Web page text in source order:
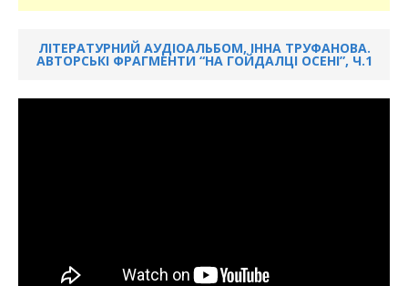
ЛІТЕРАТУРНИЙ АУДІОАЛЬБОМ, ІННА ТРУФАНОВА.
АВТОРСЬКІ ФРАГМЕНТИ “НА ГОЙДАЛЦІ ОСЕНІ”, Ч.1